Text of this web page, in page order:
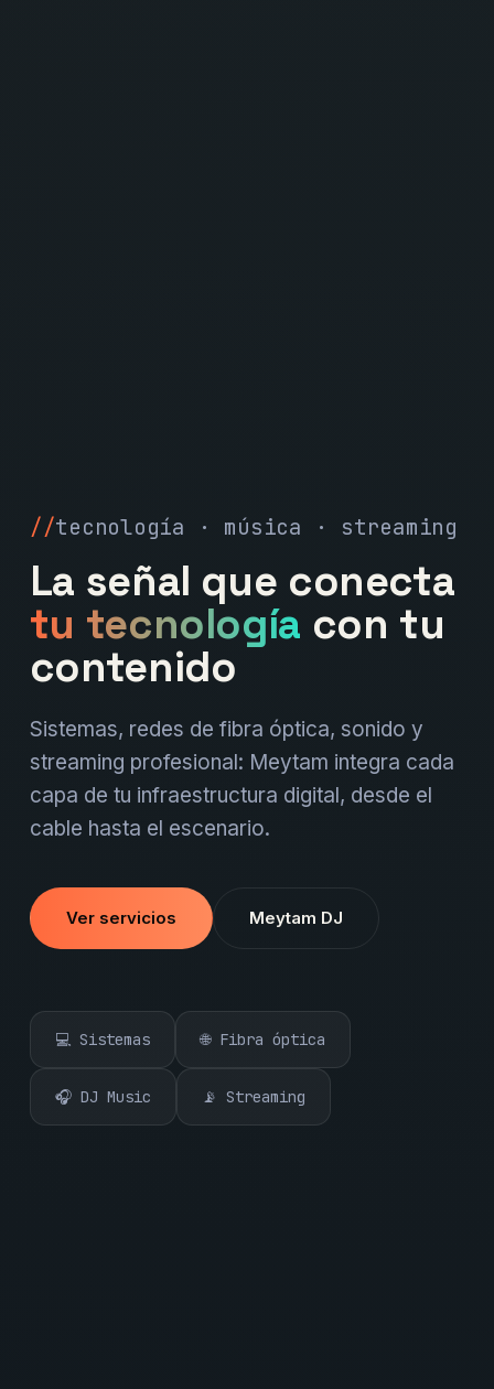
tecnología · música · streaming
La señal que conecta
tu tecnología con tu
contenido
Sistemas, redes de fibra óptica, sonido y
streaming profesional: Meytam integra cada
capa de tu infraestructura digital, desde el
cable hasta el escenario.
Ver servicios Meytam DJ
💻 Sistemas 🌐 Fibra óptica
🎧 DJ Music 📡 Streaming